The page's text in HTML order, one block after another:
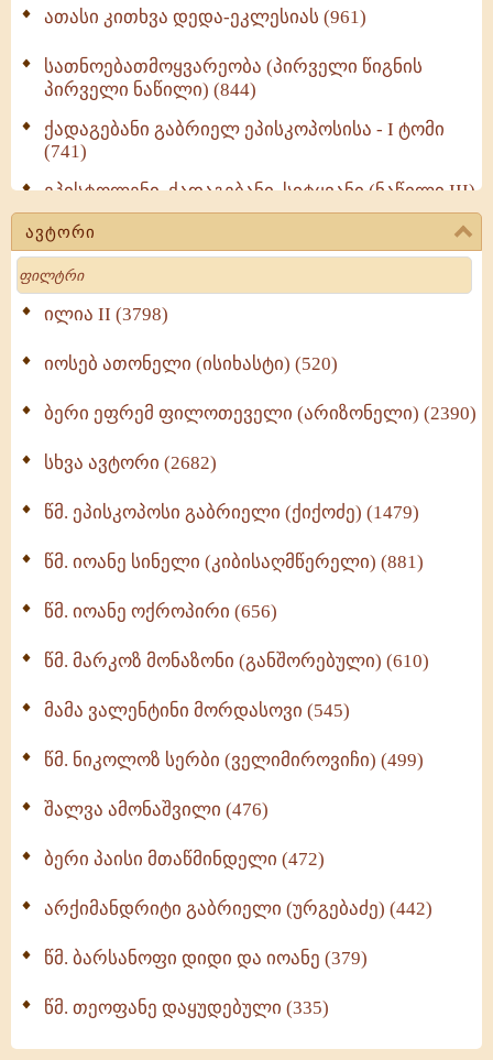
ათასი კითხვა დედა-ეკლესიას (961)
სათნოებათმოყვარეობა (პირველი წიგნის
პირველი ნაწილი) (844)
ქადაგებანი გაბრიელ ეპისკოპოსისა - I ტომი
(741)
ეპისტოლენი, ქადაგებანი, სიტყვანი (ნაწილი III)
(723)
მოძღვრის ძალზე სასარგებლო რჩევები
მრევლისათვის (545)
Wisdomge (514)
ქადაგებანი გაბრიელ ეპისკოპოსისა - II ტომი
სულიერი ცხოვრების სახელმძღვანელო -
ნაწილი II (369)
ავტორი
Search
ილია II (3798)
იოსებ ათონელი (ისიხასტი) (520)
ბერი ეფრემ ფილოთეველი (არიზონელი) (2390)
სხვა ავტორი (2682)
წმ. ეპისკოპოსი გაბრიელი (ქიქოძე) (1479)
წმ. იოანე სინელი (კიბისაღმწერელი) (881)
წმ. იოანე ოქროპირი (656)
წმ. მარკოზ მონაზონი (განშორებული) (610)
მამა ვალენტინი მორდასოვი (545)
წმ. ნიკოლოზ სერბი (ველიმიროვიჩი) (499)
შალვა ამონაშვილი (476)
ბერი პაისი მთაწმინდელი (472)
არქიმანდრიტი გაბრიელი (ურგებაძე) (442)
წმ. ბარსანოფი დიდი და იოანე (379)
წმ. თეოფანე დაყუდებული (335)